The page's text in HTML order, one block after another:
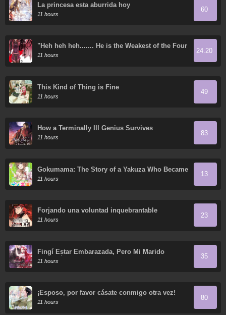
La princesa esta aburrida hoy
11 hours
60
"Heh heh heh....... He is the Weakest of the Four
Heavenly Kings." I was Dismissed from My Job,
but Somehow I Became the Master of a Hero
11 hours
24.20
This Kind of Thing is Fine
11 hours
49
How a Terminally Ill Genius Survives
11 hours
83
Gokumama: The Story of a Yakuza Who Became
a Mom
11 hours
13
Forjando una voluntad inquebrantable
11 hours
23
Fingí Estar Embarazada, Pero Mi Marido
Regresó
11 hours
35
¡Esposo, por favor cásate conmigo otra vez!
11 hours
80